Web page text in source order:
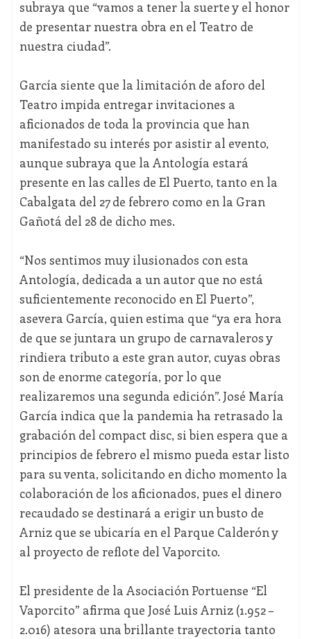
subraya que “vamos a tener la suerte y el honor
de presentar nuestra obra en el Teatro de
nuestra ciudad”.
García siente que la limitación de aforo del
Teatro impida entregar invitaciones a
aficionados de toda la provincia que han
manifestado su interés por asistir al evento,
aunque subraya que la Antología estará
presente en las calles de El Puerto, tanto en la
Cabalgata del 27 de febrero como en la Gran
Gañotá del 28 de dicho mes.
“Nos sentimos muy ilusionados con esta
Antología, dedicada a un autor que no está
suficientemente reconocido en El Puerto”,
asevera García, quien estima que “ya era hora
de que se juntara un grupo de carnavaleros y
rindiera tributo a este gran autor, cuyas obras
son de enorme categoría, por lo que
realizaremos una segunda edición”. José María
García indica que la pandemia ha retrasado la
grabación del compact disc, si bien espera que a
principios de febrero el mismo pueda estar listo
para su venta, solicitando en dicho momento la
colaboración de los aficionados, pues el dinero
recaudado se destinará a erigir un busto de
Arniz que se ubicaría en el Parque Calderón y
al proyecto de reflote del Vaporcito.
El presidente de la Asociación Portuense “El
Vaporcito” afirma que José Luis Arniz (1.952 –
2.016) atesora una brillante trayectoria tanto